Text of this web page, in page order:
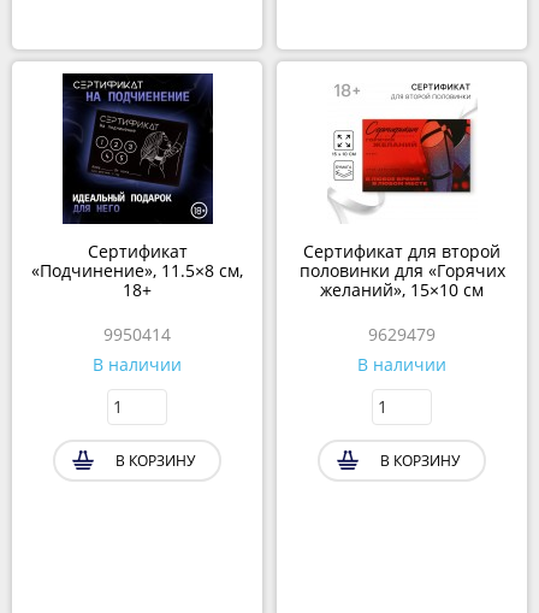
Сертификат
«Подчинение», 11.5×8 см,
18+
9950414
В наличии
В КОРЗИНУ
Сертификат для второй
половинки для «Горячих
желаний», 15×10 см
9629479
В наличии
В КОРЗИНУ